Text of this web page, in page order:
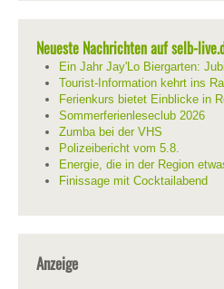
Neueste Nachrichten auf selb-
Ein Jahr Jay'Lo Biergarten:
Tourist-Information kehrt ins
Ferienkurs bietet Einblicke in
Sommerferienleseclub 2026
Zumba bei der VHS
Polizeibericht vom 5.8.
Energie, die in der Region
Finissage mit Cocktailabend
Anzeige